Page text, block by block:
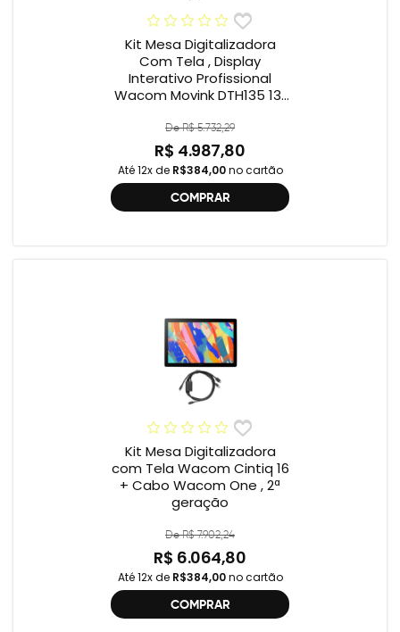
Kit Mesa Digitalizadora
Com Tela , Display
Interativo Profissional
Wacom Movink DTH135 13”
One , 2ª geração
De R$ 5.732,29
R$ 4.987,80
Até 12x de R$384,00no cartão
COMPRAR
Kit Mesa Digitalizadora
com Tela Wacom Cintiq 16
+ Cabo Wacom One , 2ª
geração
De R$ 7.902,24
R$ 6.064,80
Até 12x de R$384,00no cartão
COMPRAR